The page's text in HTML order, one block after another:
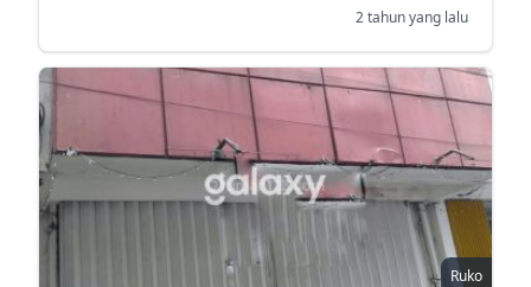
2 tahun yang lalu
Ruko